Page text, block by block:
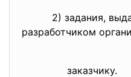
2) задания,
разработчиком
заказчику.